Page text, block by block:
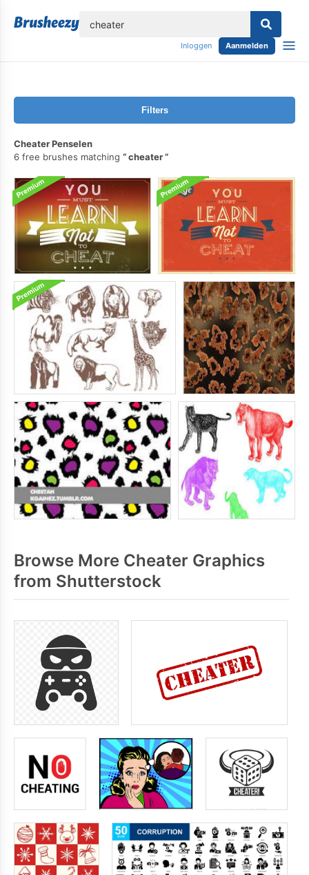
Inloggen Aanmelden
Filters
Cheater Penselen
6 free brushes matching
cheater
Browse More Cheater Graphics
from Shutterstock